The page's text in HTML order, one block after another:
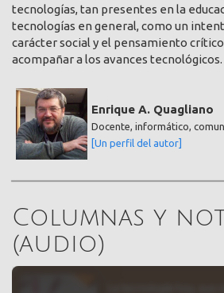
tecnologías, tan presentes en la
tecnologías en general, como un
carácter social y el pensamiento
acompañar a los avances tecnológicos.
Enrique A. Quagliano
Docente, informático,
[Un perfil del autor]
Columnas y
(audio)